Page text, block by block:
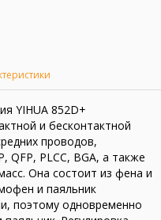
YIHUA 852D+
и бесконтактной
проводов,
QFP, PLCC, BGA, а также
Она состоит из фена и
и паяльник
поэтому одновременно